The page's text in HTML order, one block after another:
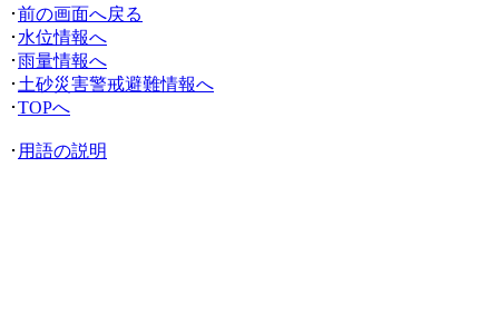
･前の画面へ戻る
･ 水位情報へ
･雨量情報へ
･ 土砂災害警戒避難情報へ
･TOPへ
･ 用語の説明